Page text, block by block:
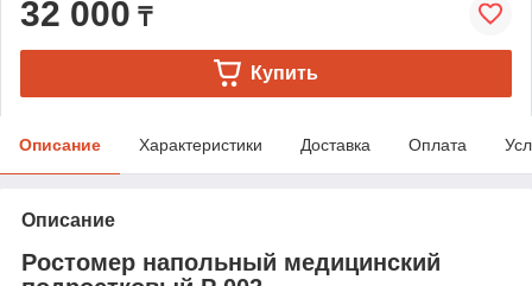
32 000 ₸
Купить
Описание Характеристики Доставка Оплата
Описание
Ростомер напольный медицинский